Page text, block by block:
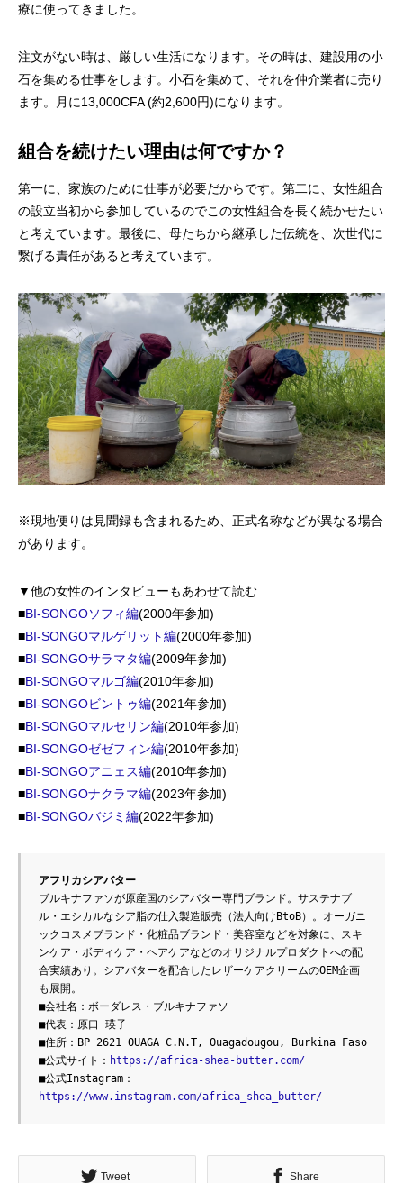
療に使ってきました。
注文がない時は、厳しい生活になります。その時は、建設用の小
石を集める仕事をします。小石を集めて、それを仲介業者に売り
ます。月に13,000CFA (約2,600円)になります。
組合を続けたい理由は何ですか？
第一に、家族のために仕事が必要だからです。第二に、女性組合
の設立当初から参加しているのでこの女性組合を長く続かせたい
と考えています。最後に、母たちから継承した伝統を、次世代に
繋げる責任があると考えています。
※現地便りは見聞録も含まれるため、正式名称などが異なる場合
があります。
▼他の女性のインタビューもあわせて読む
■BI-SONGOソフィ編(2000年参加)
■BI-SONGOマルゲリット編(2000年参加)
■BI-SONGOサラマタ編(2009年参加)
■BI-SONGOマルゴ編(2010年参加)
■BI-SONGOビントゥ編(2021年参加)
■BI-SONGOマルセリン編(2010年参加)
■BI-SONGOゼゼフィン編(2010年参加)
■BI-SONGOアニェス編(2010年参加)
■BI-SONGOナクラマ編(2023年参加)
■BI-SONGOバジミ編(2022年参加)
アフリカシアバター
ブルキナファソが原産国のシアバター専門ブランド。サステナブ
ル・エシカルなシア脂の仕入製造販売（法人向けBtoB）。オーガニ
ックコスメブランド・化粧品ブランド・美容室などを対象に、スキ
ンケア・ボディケア・ヘアケアなどのオリジナルプロダクトへの配
合実績あり。シアバターを配合したレザーケアクリームのOEM企画
も展開。
■会社名：ボーダレス・ブルキナファソ
■代表：原口 瑛子
■住所：BP 2621 OUAGA C.N.T, Ouagadougou, Burkina Faso
■公式サイト： https://africa-shea-butter.com/
■公式Instagram：
https://www.instagram.com/africa_shea_butter/
Tweet Share